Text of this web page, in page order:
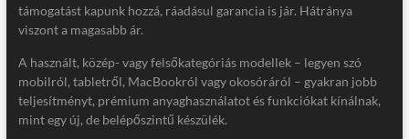
támogatást kapunk hozzá, ráadásul garancia is jár. Hátránya
viszont a magasabb ár.
A használt, közép- vagy felsőkategóriás modellek – legyen szó
mobilról, tabletről, MacBookról vagy okosóráról – gyakran jobb
teljesítményt, prémium anyaghasználatot és funkciókat kínálnak,
mint egy új, de belépőszintű készülék.